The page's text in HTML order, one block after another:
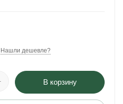
Нашли дешевле?
В корзину